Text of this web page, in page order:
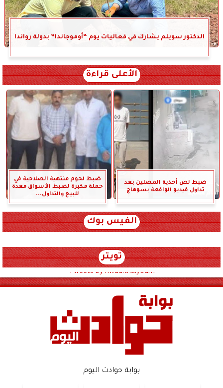
الدكتور سويلم يشارك في فعاليات يوم “أوموجاندا” بدولة رواندا
الأعلى قراءة
ضبط لص أحذية المصلين بعد
تداول فيديو الواقعة بسوهاج
ضبط لحوم منتهية الصلاحية في
حملة مكبرة لضبط الأسواق معدة
للبيع والتداول...
الفيس بوك
تويتر
Tweets by hwadithalyoum
بوابة حوادث اليوم